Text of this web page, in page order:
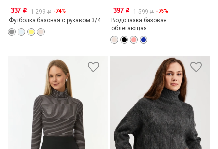
337 o 1 299o -74%
Футболка базовая с рукавом 3/4
397 o 1 599o -75%
Водолазка базовая
облегающая